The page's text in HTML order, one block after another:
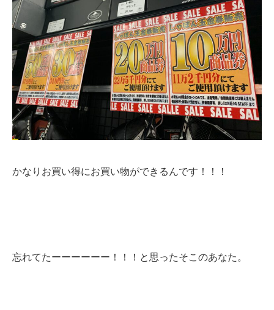
かなりお買い得にお買い物ができるんです！！！
忘れてたーーーーーー！！！と思ったそこのあなた。